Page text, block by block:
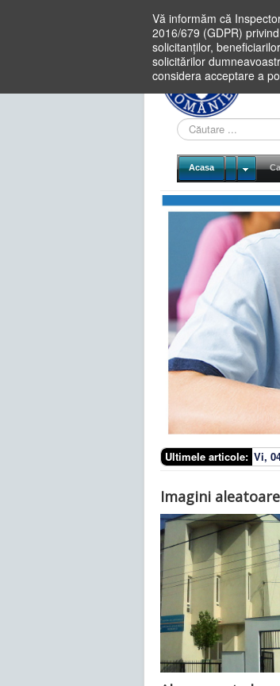
Vă informăm că
2016/679 (GDPR)
solicitanților,
solicitărilor
considera acceptare a
Cauta
in
site
Acasa
Ultimele articole: Vi,
Imagini aleatoare